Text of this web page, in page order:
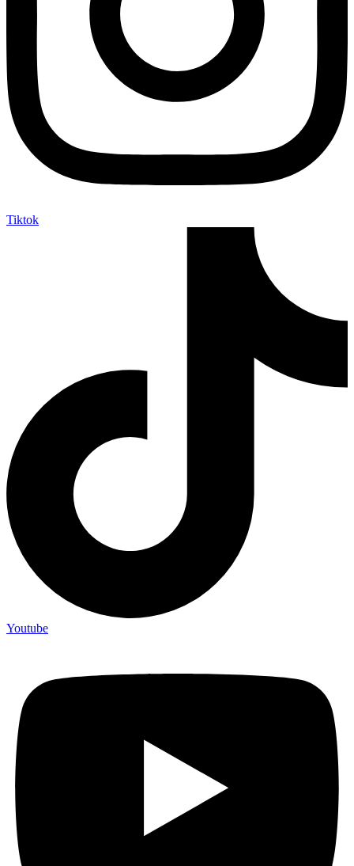
Tiktok
Youtube